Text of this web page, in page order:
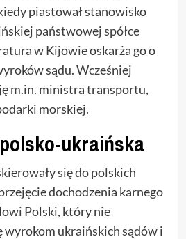
piastował stanowisko
państwowej spółce
w Kijowie oskarża go o
sądu. Wcześniej
m.in. ministra transportu,
morskiej.
ukraińska
się do polskich
dochodzenia karnego
Polski, który nie
wyrokom ukraińskich sądów i